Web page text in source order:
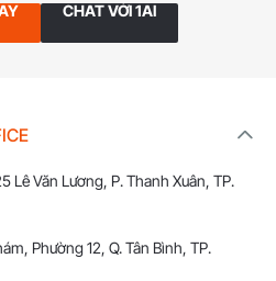
CHAT VỚI 1AI
Lê Văn Lương, P. Thanh Xuân, TP.
Phường 12, Q. Tân Bình, TP.